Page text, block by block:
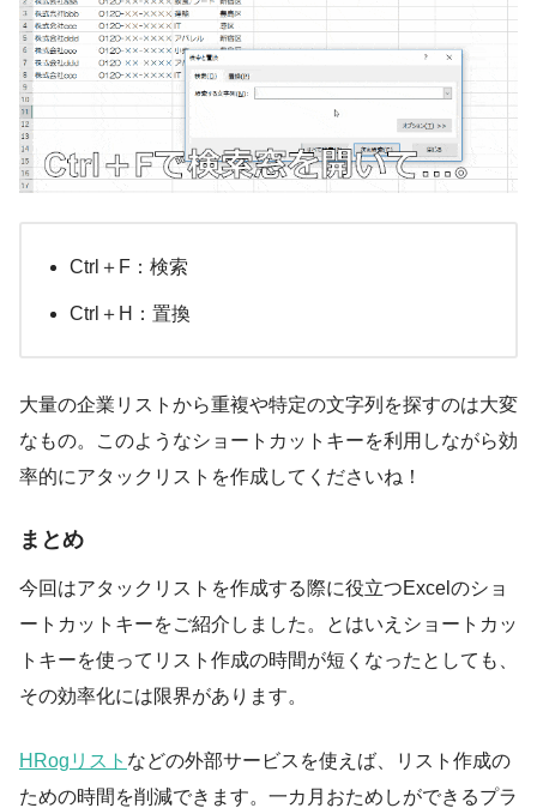
Ctrl＋F：検索
Ctrl＋H：置換
大量の企業リストから重複や特定の文字列を探すのは大変
なもの。このようなショートカットキーを利用しながら効
率的にアタックリストを作成してくださいね！
まとめ
今回はアタックリストを作成する際に役立つExcelのショ
ートカットキーをご紹介しました。とはいえショートカッ
トキーを使ってリスト作成の時間が短くなったとしても、
その効率化には限界があります。
HRogリスト などの外部サービスを使えば、リスト作成の
ための時間を削減できます。一カ月おためしができるプラ